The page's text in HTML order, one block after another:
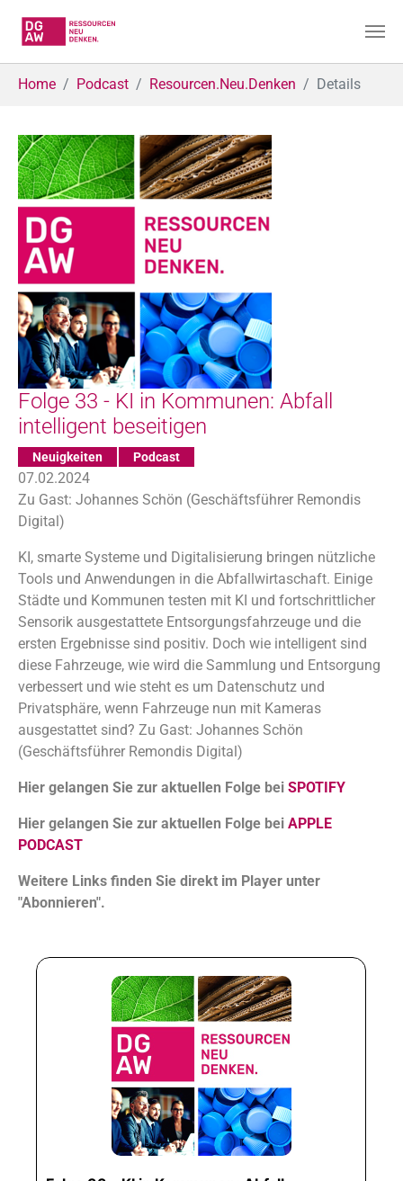
Home Podcast Resourcen.Neu.Denken Details
Folge 33 - KI in Kommunen: Abfall
intelligent beseitigen
Neuigkeiten Podcast
07.02.2024
Zu Gast: Johannes Schön (Geschäftsführer Remondis
Digital)
KI, smarte Systeme und Digitalisierung bringen nützliche
Tools und Anwendungen in die Abfallwirtaschaft. Einige
Städte und Kommunen testen mit KI und fortschrittlicher
Sensorik ausgestattete Entsorgungsfahrzeuge und die
ersten Ergebnisse sind positiv. Doch wie intelligent sind
diese Fahrzeuge, wie wird die Sammlung und Entsorgung
verbessert und wie steht es um Datenschutz und
Privatsphäre, wenn Fahrzeuge nun mit Kameras
ausgestattet sind? Zu Gast: Johannes Schön
(Geschäftsführer Remondis Digital)
Hier gelangen Sie zur aktuellen Folge bei SPOTIFY
Hier gelangen Sie zur aktuellen Folge bei APPLE
PODCAST
Weitere Links finden Sie direkt im Player unter
"Abonnieren".